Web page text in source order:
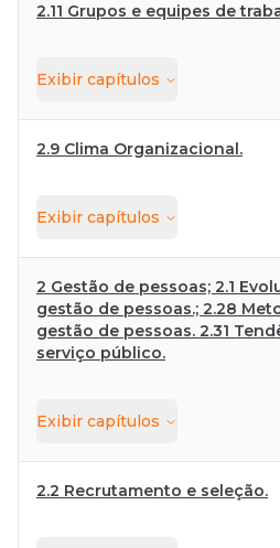
2.11 Grupos e equipes de
Exibir capítulos
2.9 Clima Organizacional.
Exibir capítulos
2 Gestão de pessoas; 2.1
gestão de pessoas.; 2.28
gestão de pessoas. 2.31
serviço público.
Exibir capítulos
2.2 Recrutamento e seleção.